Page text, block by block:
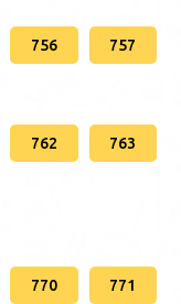
756 757
762 763
770 771